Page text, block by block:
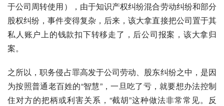
于公司周转使用），由于知识产权纠纷混合劳动纠纷和部分
股权纠纷，事件变得复杂，后来，该大拿直接把公司置于其
私人账户上的钱款扣下转移走了，后公司报案，该大拿归
案。
之所以，职务侵占罪高发于公司劳动、股东纠纷之中，是因
为按照普通老百姓的“智慧”，一旦吃了亏，就要想办法控制
住对方的把柄或利害关系，“截胡”这种做法非常常见。反